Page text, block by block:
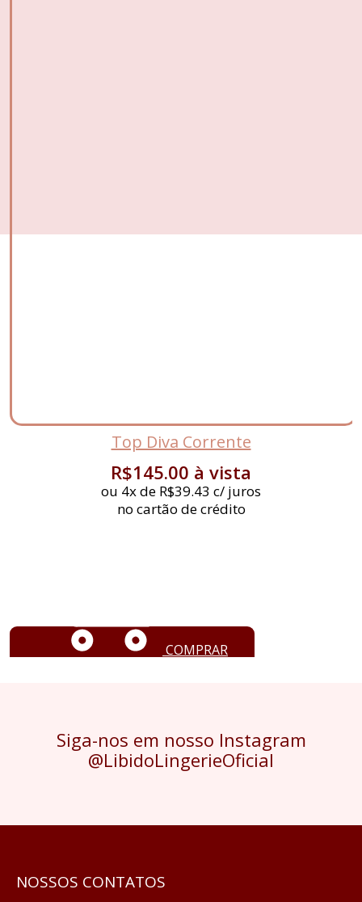
Top Diva Corrente
R$145.00 à vista
ou 4x de R$39.43 c/ juros
no cartão de crédito
COMPRAR
Siga-nos em nosso Instagram
@LibidoLingerieOficial
NOSSOS CONTATOS